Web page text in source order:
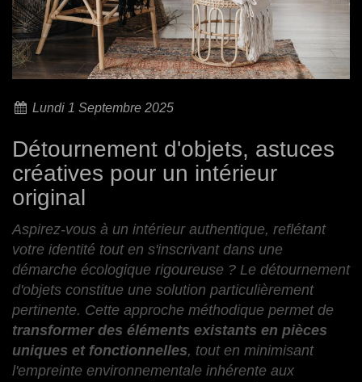
Lundi 1 Septembre 2025
Détournement d'objets, astuces
créatives pour un intérieur
original
Aspirez-vous à un intérieur authentique, reflétant
votre identité tout en s'inscrivant dans une
démarche écologique rigoureuse ? Le détournement
d'objets constitue une solution particulièrement
pertinente. Cette approche méthodique permet de
transformer des éléments existants en pièces
uniques et fonctionnelles, tout en minimisant
l'empreinte environnementale inhérente aux